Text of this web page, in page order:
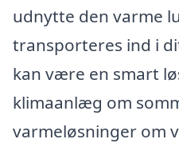
udnytte den varme
transporteres ind i
kan være en smart
klimaanlæg om
varmeløsninger om